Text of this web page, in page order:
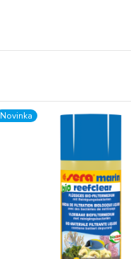
Novinka